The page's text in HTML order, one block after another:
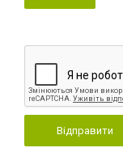
Відправити